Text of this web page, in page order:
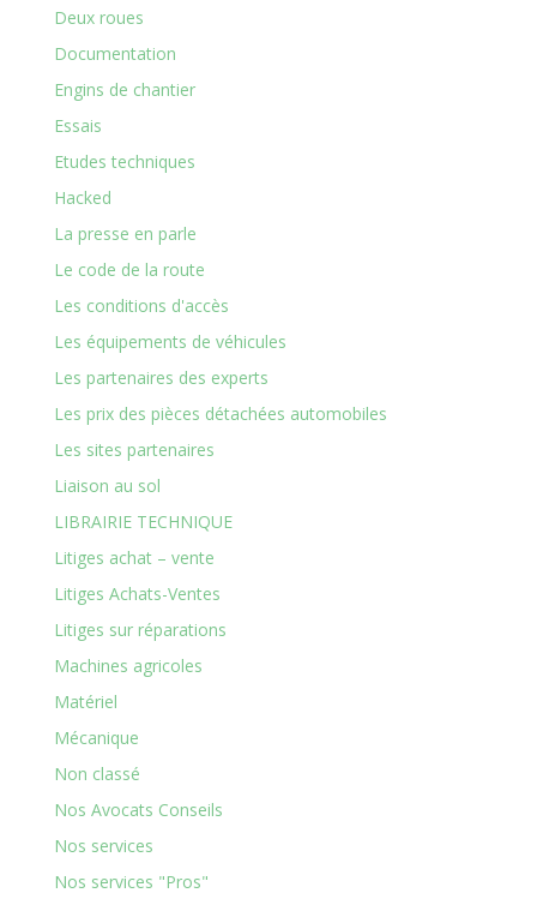
Deux roues
Documentation
Engins de chantier
Essais
Etudes techniques
Hacked
La presse en parle
Le code de la route
Les conditions d'accès
Les équipements de véhicules
Les partenaires des experts
Les prix des pièces détachées automobiles
Les sites partenaires
Liaison au sol
LIBRAIRIE TECHNIQUE
Litiges achat – vente
Litiges Achats-Ventes
Litiges sur réparations
Machines agricoles
Matériel
Mécanique
Non classé
Nos Avocats Conseils
Nos services
Nos services "Pros"